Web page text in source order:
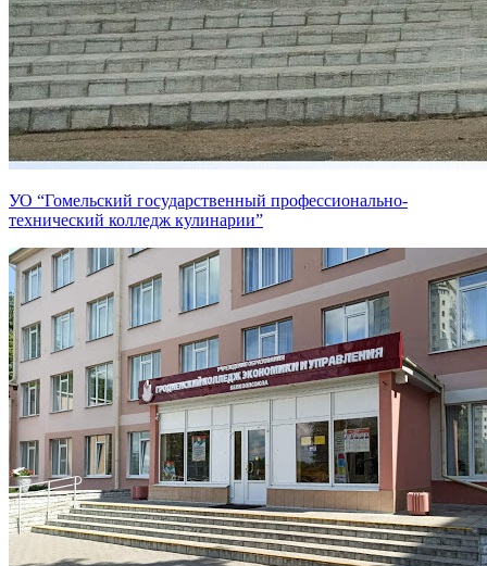
УО “Гомельский государственный профессионально-
технический колледж кулинарии”